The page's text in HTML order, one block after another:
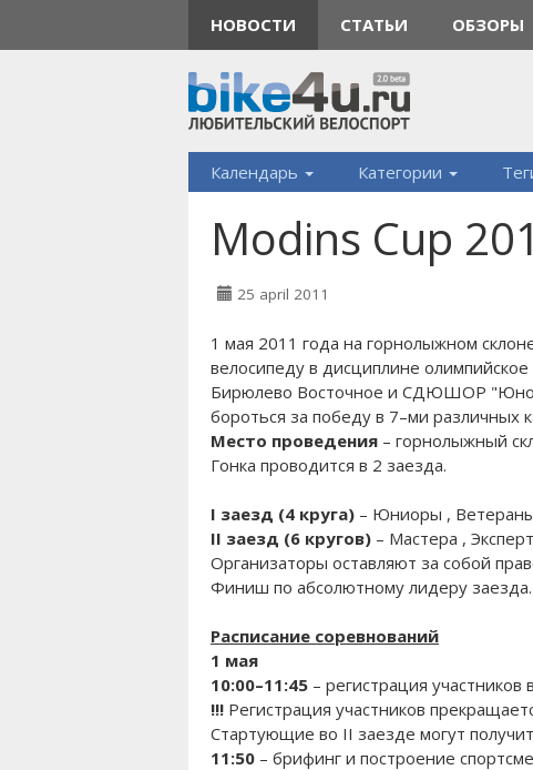
НОВОСТИ СТАТЬИ ОБЗОРЫ
Календарь Категории
Modins Cup
25 april 2011
1 мая 2011 года на горнолыжном
велосипеду в дисциплине
Бирюлево Восточное и СДЮШОР
бороться за победу в 7–ми различных
Место проведения – горнолыжный
Гонка проводится в 2 заезда.
I заезд (4 круга) – Юниоры ,
II заезд (6 кругов) – Мастера ,
Организаторы оставляют за собой
Финиш по абсолютному лидеру заезда.
Расписание соревнований
1 мая
10:00–11:45 – регистрация участников
!!! Регистрация участников
Стартующие во II заезде могут
11:50 – брифинг и построение